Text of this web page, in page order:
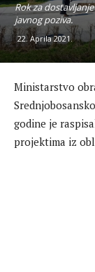
Rok za
javnog poziva.
22. Aprila 2021.
Ministarstvo
godine je
projektima iz